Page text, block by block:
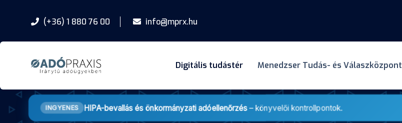
(+36) 1 880 76 00 info@mprx.hu
Digitális tudástér Menedzser Tudás- és Válaszközpont
INGYENES HIPA-bevallás és önkormányzati adóellenőrzés– könyvelői kontrollpontok.